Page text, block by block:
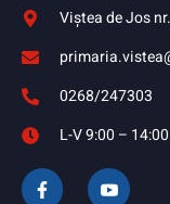
Viştea de Jos
0268/247303
L-V 9:00 – 14:00